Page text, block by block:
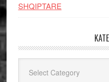
SHQIPTARE